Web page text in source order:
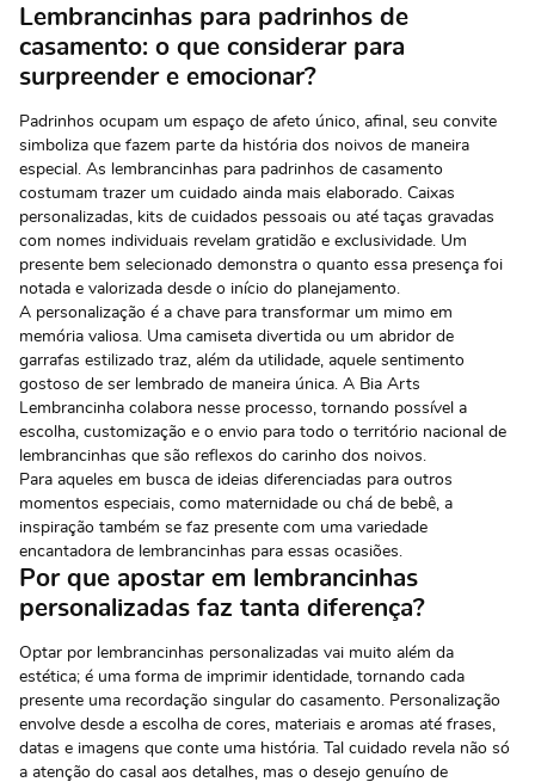
Lembrancinhas para padrinhos de
casamento: o que considerar para
surpreender e emocionar?
Padrinhos ocupam um espaço de afeto único, afinal, seu convite
simboliza que fazem parte da história dos noivos de maneira
especial. As lembrancinhas para padrinhos de casamento
costumam trazer um cuidado ainda mais elaborado. Caixas
personalizadas, kits de cuidados pessoais ou até taças gravadas
com nomes individuais revelam gratidão e exclusividade. Um
presente bem selecionado demonstra o quanto essa presença foi
notada e valorizada desde o início do planejamento.
A personalização é a chave para transformar um mimo em
memória valiosa. Uma camiseta divertida ou um abridor de
garrafas estilizado traz, além da utilidade, aquele sentimento
gostoso de ser lembrado de maneira única. A Bia Arts
Lembrancinha colabora nesse processo, tornando possível a
escolha, customização e o envio para todo o território nacional de
lembrancinhas que são reflexos do carinho dos noivos.
Para aqueles em busca de ideias diferenciadas para outros
momentos especiais, como maternidade ou chá de bebê, a
inspiração também se faz presente com uma variedade
encantadora de lembrancinhas para essas ocasiões.
Por que apostar em lembrancinhas
personalizadas faz tanta diferença?
Optar por lembrancinhas personalizadas vai muito além da
estética; é uma forma de imprimir identidade, tornando cada
presente uma recordação singular do casamento. Personalização
envolve desde a escolha de cores, materiais e aromas até frases,
datas e imagens que conte uma história. Tal cuidado revela não só
a atenção do casal aos detalhes, mas o desejo genuíno de